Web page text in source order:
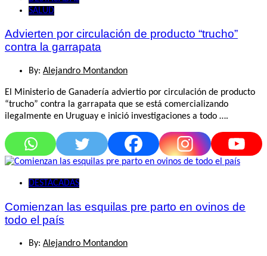
SALUD
Advierten por circulación de producto “trucho”
contra la garrapata
By: Alejandro Montandon
El Ministerio de Ganadería adviertio por circulación de producto
“trucho” contra la garrapata que se está comercializando
ilegalmente en Uruguay e inició investigaciones a todo ….
DESTACADAS
Comienzan las esquilas pre parto en ovinos de
todo el país
By: Alejandro Montandon